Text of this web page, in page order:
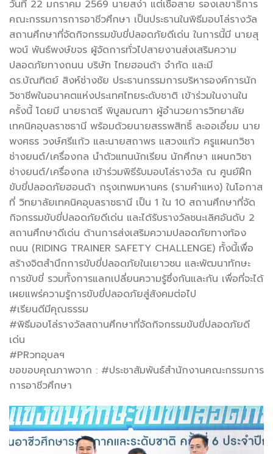
วันที่ 22 มกราคม 2569 นายสง่า แต่เชื้อสาย รองเลขาธิการ
คณะกรรมการการอาชีวศึกษา เป็นประธานในพิธีมอบโล่รางวัล
สถานศึกษาที่จัดกิจกรรมขับขี่ปลอดภัยดีเด่น ในการนี้มี นายสุ
พจน์ พันธ์พงษ์ขจร ผู้จัดการทั่วไปสายงานส่งเสริมความ
ปลอดภัยทางถนน บริษัท ไทยฮอนด้า จำกัด และมี
ดร.บัณฑิตย์ สิงห์ช่างชัย ประธานกรรมการบริหารองค์การนัก
วิชาชีพในอนาคตแห่งประเทศไทยระดับชาติ เข้าร่วมในงานใน
ครั้งนี้ โดยมี นายธาตรี พิบูลมณฑา ผู้อำนวยการวิทยาลัย
เทคนิคอุบลราชธานี พร้อมด้วยนายสรรพสิทธิ์ ละออเอี่ยม นาย
พงศธร วงษ์ศรีแก้ว และนายสถาพร แสวงแก้ว ครูแผนกวิชา
ช่างยนต์/เครื่องกล นำตัวแทนนักเรียน นักศึกษา แผนกวิชา
ช่างยนต์/เครื่องกล เข้าร่วมพิธีรับมอบโล่รางวัล ณ ศูนย์ฝึก
ขับขี่ปลอดภัยฮอนด้า กรุงเทพมหานคร (รามคำแหง) ในโอกาส
ที่ วิทยาลัยเทคนิคอุบลราชธานี เป็น 1 ใน 10 สถานศึกษาที่จัด
กิจกรรมขับขี่ปลอดภัยดีเด่น และได้รับรางวัลชนะเลิศอันดับ 2
สถานศึกษาดีเด่น ด้านการส่งเสริมความปลอดภัยทางท้อง
ถนน (RIDING TRAINER SAFETY CHALLENGE) ทั้งนี้เพื่อ
สร้างจิตสำนึกการขับขี่ปลอดภัยในเยาวชน และพัฒนาทักษะ
การขับขี่ รวมทั้งการแลกเปลี่ยนความรู้ซึ่งกันและกัน เพื่อที่จะได้
เผยแพร่ความรู้การขับขี่ปลอดภัยสู่สังคมต่อไป
#เรียนดีมีคุณธรรม
#พิธีมอบโล่รางวัลสถานศึกษาที่จัดกิจกรรมขับขี่ปลอดภัยดี
เด่น
#PRวทอุบลฯ
ขอขอบคุณภาพจาก : #ประชาสัมพันธ์สำนักงานคณะกรรมการ
การอาชีวศึกษา